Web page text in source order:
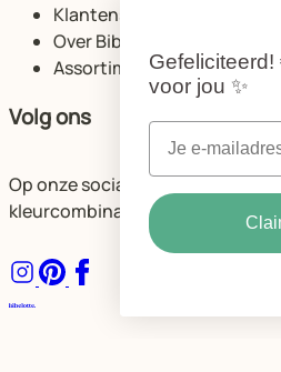
Klantenservice
Over Bibelotte
Assortiment
Volg ons
Op onze socials delen we volop
kleurcombinaties en ruimtes.
Gefeliciteerd!
voor jou ✨